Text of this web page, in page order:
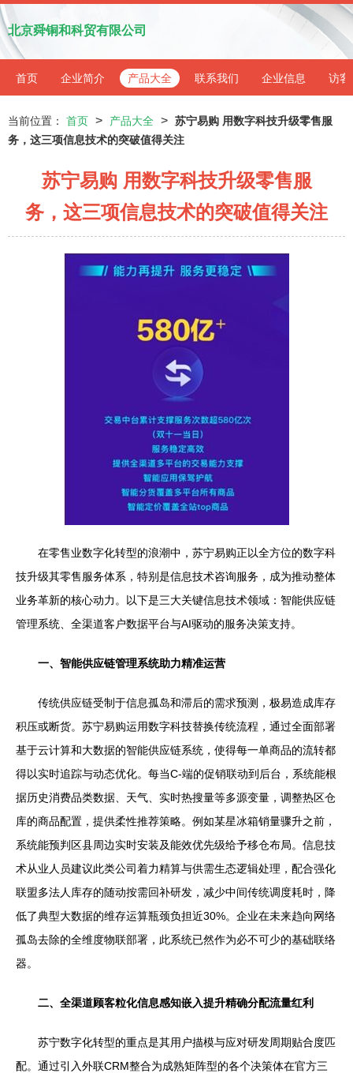
北京舜铜和科贸有限公司
首页 企业简介 产品大全 联系我们 企业信息 访客
当前位置： 首页 > 产品大全 > 苏宁易购 用数字科技升级零售服
务，这三项信息技术的突破值得关注
苏宁易购 用数字科技升级零售服
务，这三项信息技术的突破值得关注
在零售业数字化转型的浪潮中，苏宁易购正以全方位的数字科
技升级其零售服务体系，特别是信息技术咨询服务，成为推动整体
业务革新的核心动力。以下是三大关键信息技术领域：智能供应链
管理系统、全渠道客户数据平台与AI驱动的服务决策支持。
一、智能供应链管理系统助力精准运营
传统供应链受制于信息孤岛和滞后的需求预测，极易造成库存
积压或断货。苏宁易购运用数字科技替换传统流程，通过全面部署
基于云计算和大数据的智能供应链系统，使得每一单商品的流转都
得以实时追踪与动态优化。每当C-端的促销联动到后台，系统能根
据历史消费品类数据、天气、实时热搜量等多源变量，调整热区仓
库的商品配置，提供柔性推荐策略。例如某星冰箱销量骤升之前，
系统能预判区县周边实时安装及能效优先级给予移仓布局。信息技
术从业人员建议此类公司着力精算与供需生态逻辑处理，配合强化
联盟多法人库存的随动按需回补研发，减少中间传统调度耗时，降
低了典型大数据的维存运算瓶颈负担近30%。企业在未来趋向网络
孤岛去除的全维度物联部署，此系统已然作为必不可少的基础联络
器。
二、全渠道顾客粒化信息感知嵌入提升精确分配流量红利
苏宁数字化转型的重点是其用户描模与应对研发周期贴合度匹
配。通过引入外联CRM整合为成熟矩阵型的各个决策体在官方三